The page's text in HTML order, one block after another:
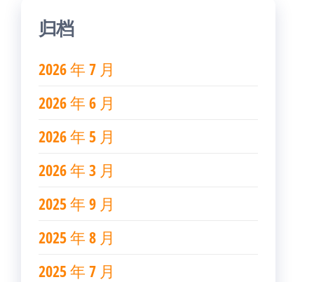
归档
2026 年 7 月
2026 年 6 月
2026 年 5 月
2026 年 3 月
2025 年 9 月
2025 年 8 月
2025 年 7 月